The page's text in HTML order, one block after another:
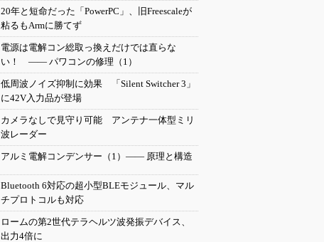
20年と短命だった「PowerPC」、旧Freescaleが
粘るもArmに勝てず
電源は電解コン総取っ換えだけでは直らな
い！ ―― パワコンの修理（1）
低周波ノイズ抑制に効果 「Silent Switcher 3」
に42V入力品が登場
カメラなしで見守り可能 アンテナ一体型ミリ
波レーダー
アルミ電解コンデンサー（1）―― 原理と構造
Bluetooth 6対応の超小型BLEモジュール、マル
チプロトコルも対応
ロームの第2世代テラヘルツ波発振デバイス、
出力4倍に